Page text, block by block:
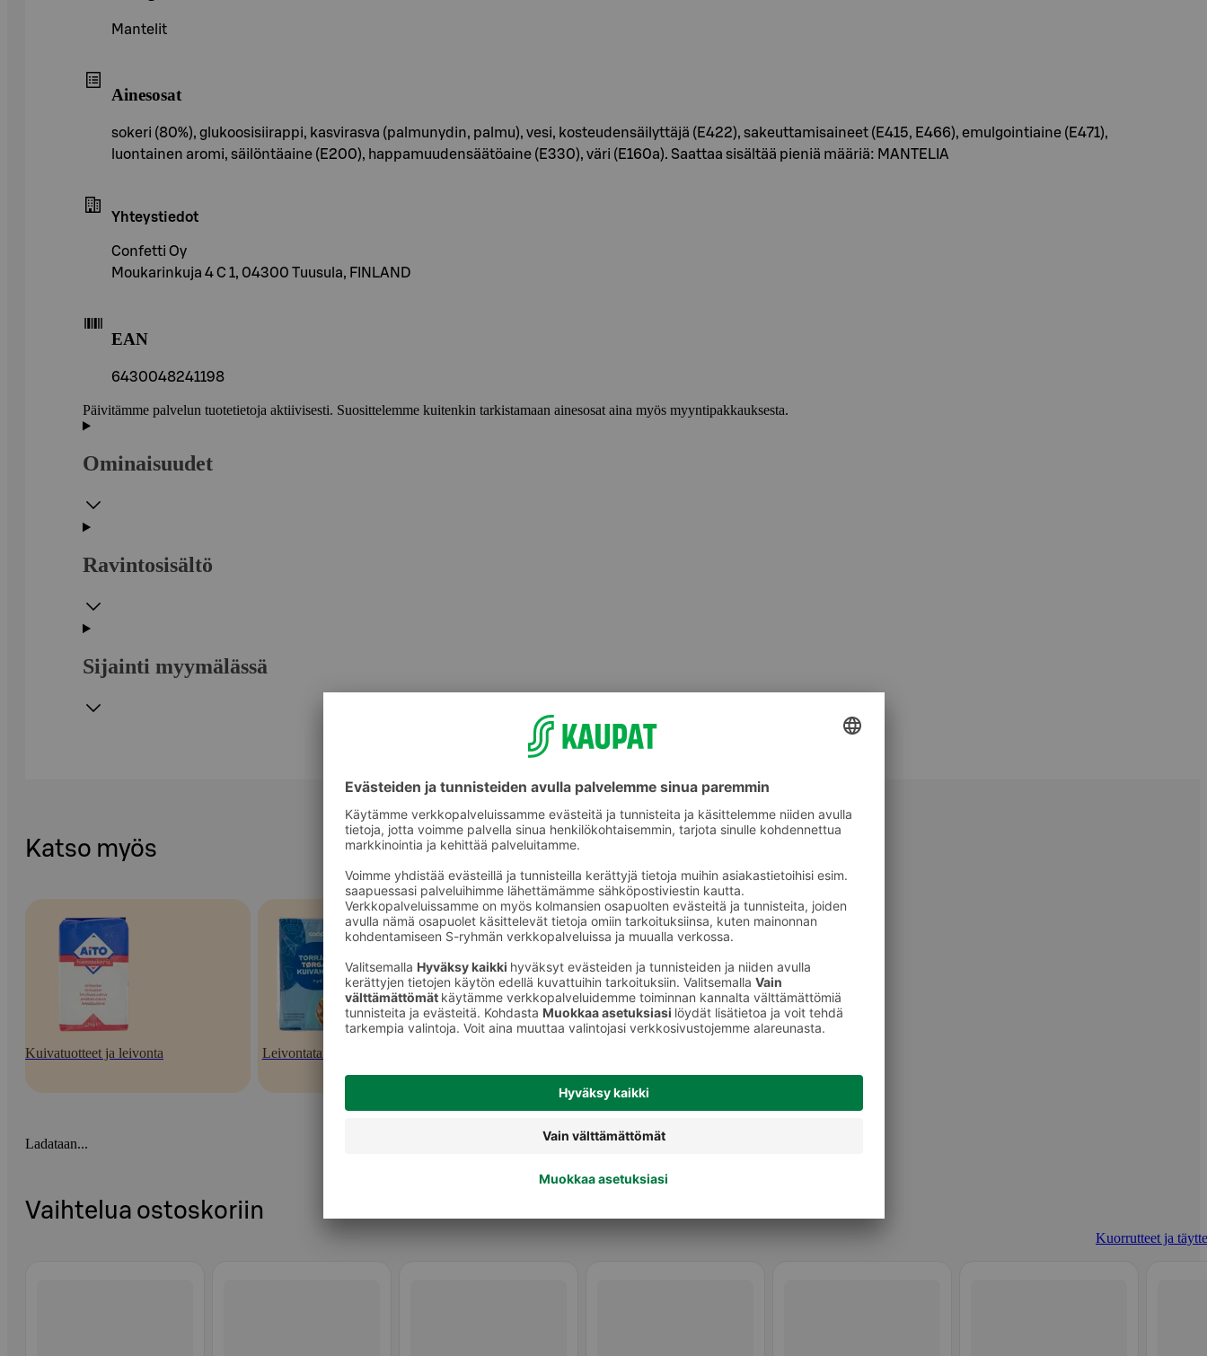
Mantelit
Ainesosat
sokeri (80%), glukoosisiirappi, kasvirasva (palmunydin, palmu), vesi, kosteudensäilyttäjä (E422), sakeuttamisaineet (E415, E466), emulgointiaine (E471),
luontainen aromi, säilöntäaine (E200), happamuudensäätöaine (E330), väri (E160a). Saattaa sisältää pieniä määriä: MANTELIA
Yhteystiedot
Confetti Oy
Moukarinkuja 4 C 1, 04300 Tuusula, FINLAND
EAN
6430048241198
Päivitämme palvelun tuotetietoja aktiivisesti. Suosittelemme kuitenkin tarkistamaan ainesosat aina myös myyntipakkauksesta.
Ominaisuudet
Ravintosisältö
Sijainti myymälässä
Katso myös
Kuivatuotteet ja leivonta Leivontatarvikkeet
Ladataan...
Vaihtelua ostoskoriin
Kuorrutteet ja